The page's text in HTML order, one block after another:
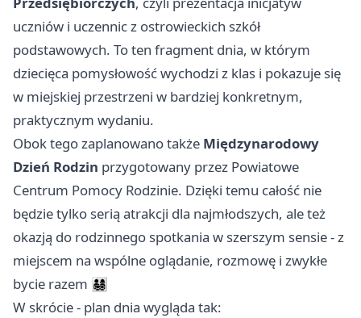
uczniów i uczennic z ostrowieckich szkół
podstawowych. To ten fragment dnia, w którym
dziecięca pomysłowość wychodzi z klas i pokazuje się
w miejskiej przestrzeni w bardziej konkretnym,
praktycznym wydaniu.
Obok tego zaplanowano także Międzynarodowy
Dzień Rodzin przygotowany przez Powiatowe
Centrum Pomocy Rodzinie. Dzięki temu całość nie
będzie tylko serią atrakcji dla najmłodszych, ale też
okazją do rodzinnego spotkania w szerszym sensie - z
miejscem na wspólne oglądanie, rozmowę i zwykłe
bycie razem 👨‍👩‍👧‍👦
W skrócie - plan dnia wygląda tak: